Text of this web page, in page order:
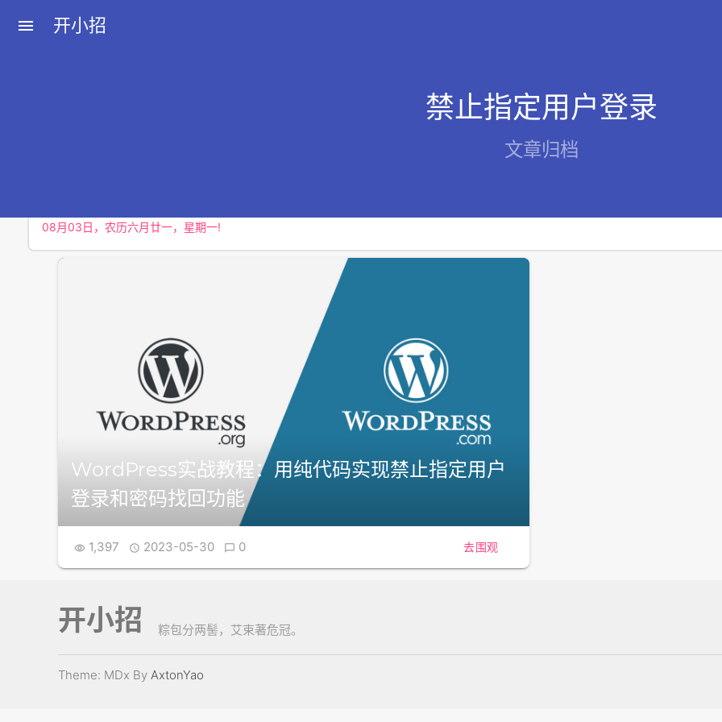
menu 开小招
禁止指定用户登录
文章归档
WordPress实战教程：用纯代码实现禁止指定用户
登录和密码找回功能
 1,397  2023-05-30  0 去围观
开小招 粽包分两髻，艾束著危冠。
Theme: MDx By AxtonYao
08月03日，农历六月廿一，星期一!